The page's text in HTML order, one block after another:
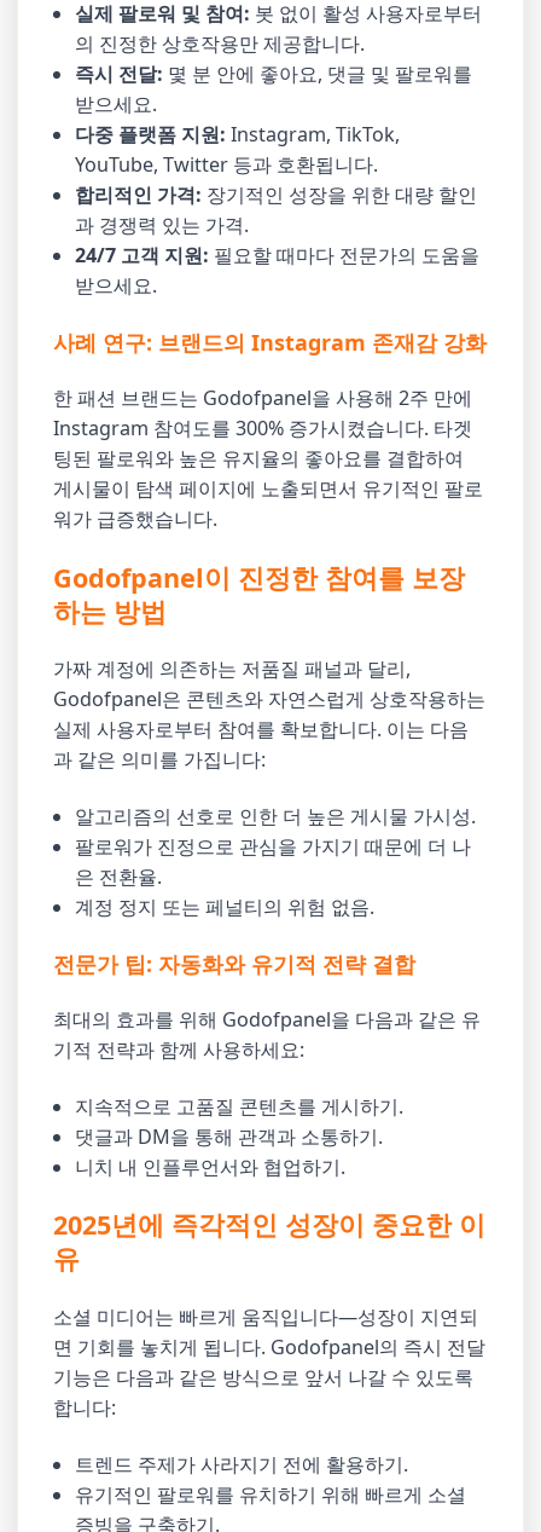
실제 팔로워 및 참여: 봇 없이 활성 사용자로부터
의 진정한 상호작용만 제공합니다.
즉시 전달: 몇 분 안에 좋아요, 댓글 및 팔로워를
받으세요.
다중 플랫폼 지원: Instagram, TikTok,
YouTube, Twitter 등과 호환됩니다.
합리적인 가격: 장기적인 성장을 위한 대량 할인
과 경쟁력 있는 가격.
24/7 고객 지원: 필요할 때마다 전문가의 도움을
받으세요.
사례 연구: 브랜드의 Instagram 존재감 강화
한 패션 브랜드는 Godofpanel을 사용해 2주 만에
Instagram 참여도를 300% 증가시켰습니다. 타겟
팅된 팔로워와 높은 유지율의 좋아요를 결합하여
게시물이 탐색 페이지에 노출되면서 유기적인 팔로
워가 급증했습니다.
Godofpanel이 진정한 참여를 보장
하는 방법
가짜 계정에 의존하는 저품질 패널과 달리,
Godofpanel은 콘텐츠와 자연스럽게 상호작용하는
실제 사용자로부터 참여를 확보합니다. 이는 다음
과 같은 의미를 가집니다:
알고리즘의 선호로 인한 더 높은 게시물 가시성.
팔로워가 진정으로 관심을 가지기 때문에 더 나
은 전환율.
계정 정지 또는 페널티의 위험 없음.
전문가 팁: 자동화와 유기적 전략 결합
최대의 효과를 위해 Godofpanel을 다음과 같은 유
기적 전략과 함께 사용하세요:
지속적으로 고품질 콘텐츠를 게시하기.
댓글과 DM을 통해 관객과 소통하기.
니치 내 인플루언서와 협업하기.
2025년에 즉각적인 성장이 중요한 이
유
소셜 미디어는 빠르게 움직입니다—성장이 지연되
면 기회를 놓치게 됩니다. Godofpanel의 즉시 전달
기능은 다음과 같은 방식으로 앞서 나갈 수 있도록
합니다:
트렌드 주제가 사라지기 전에 활용하기.
유기적인 팔로워를 유치하기 위해 빠르게 소셜
증빙을 구축하기.